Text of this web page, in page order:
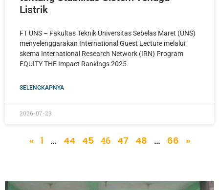
Listrik
FT UNS – Fakultas Teknik Universitas Sebelas Maret (UNS)
menyelenggarakan International Guest Lecture melalui
skema International Research Network (IRN) Program
EQUITY THE Impact Rankings 2025
SELENGKAPNYA
2026-07-23
« 1 … 44 45 46 47 48 … 66 »